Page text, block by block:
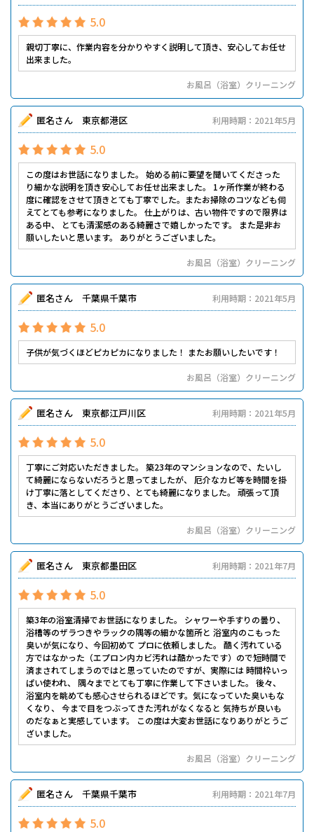
5.0
親切丁寧に、作業内容を分かりやすく説明して頂き、安心してお任せ
出来ました。
お風呂（浴室）クリーニング
匿名さん 東京都港区 利用時期：2021年5月
5.0
この度はお世話になりました。 始める前に要望を聞いてくださった
り細かな説明を頂き安心してお任せ出来ました。 1ヶ所作業が終わる
度に確認をさせて頂きとても丁寧でした。またお掃除のコツなども伺
えてとても参考になりました。 仕上がりは、古い物件ですので限界は
ある中、 とても清潔感のある綺麗さで嬉しかったです。 また是非お
願いしたいと思います。 ありがとうございました。
お風呂（浴室）クリーニング
匿名さん 千葉県千葉市 利用時期：2021年5月
5.0
子供が気づくほどピカピカになりました！ またお願いしたいです！
お風呂（浴室）クリーニング
匿名さん 東京都江戸川区 利用時期：2021年5月
5.0
丁寧にご対応いただきました。 築23年のマンションなので、たいし
て綺麗にならないだろうと思ってましたが、 厄介なカビ等を時間を掛
け丁寧に落としてくださり、とても綺麗になりました。 頑張って頂
き、本当にありがとうございました。
お風呂（浴室）クリーニング
匿名さん 東京都墨田区 利用時期：2021年7月
5.0
築3年の浴室清掃でお世話になりました。 シャワーや手すりの曇り、
浴槽等のザラつきやラックの隅等の細かな箇所と 浴室内のこもった
臭いが気になり、今回初めて プロに依頼しました。 酷く汚れている
方ではなかった（エプロン内カビ汚れは酷かったです）ので短時間で
済まされてしまうのではと思っていたのですが、実際には 時間枠いっ
ぱい使われ、 隅々までとても丁寧に作業して下さいました。 後々、
浴室内を眺めても感心させられるほどです。気になっていた臭いもな
くなり、 今まで目をつぶってきた汚れがなくなると 気持ちが良いも
のだなぁと実感しています。 この度は大変お世話になりありがとうご
ざいました。
お風呂（浴室）クリーニング
匿名さん 千葉県千葉市 利用時期：2021年7月
5.0